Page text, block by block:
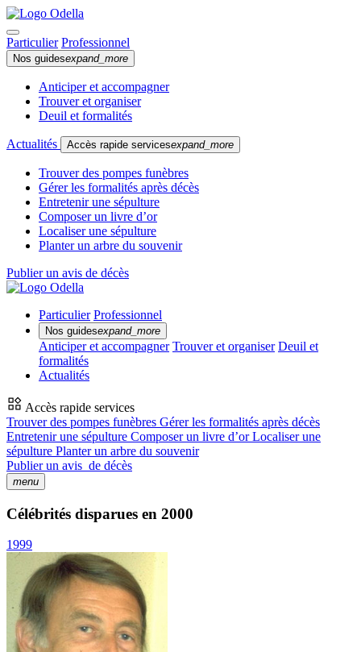
Particulier Professionnel
Nos guidesexpand_more
Anticiper et accompagner
Trouver et organiser
Deuil et formalités
Actualités Accès rapide servicesexpand_more
Trouver des pompes funèbres
Gérer les formalités après décès
Entretenir une sépulture
Composer un livre d’or
Localiser une sépulture
Planter un arbre du souvenir
Publier un avis de décès
Particulier Professionnel
Nos guidesexpand_more
Anticiper et accompagner Trouver et organiser Deuil et
formalités
Actualités
Accès rapide services
Trouver des pompes funèbres Gérer les formalités après décès
Entretenir une sépulture Composer un livre d’orLocaliser une
sépulture Planter un arbre du souvenir
Publier un avis de décès
menu
Célébrités disparues en 2000
1999